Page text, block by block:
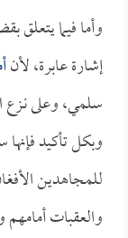
وأما فيما يتعلق
إشارة عابرة، لأن
سلمي، وعلى
وبكل تأكيد
للمجاهدين
والعقبات